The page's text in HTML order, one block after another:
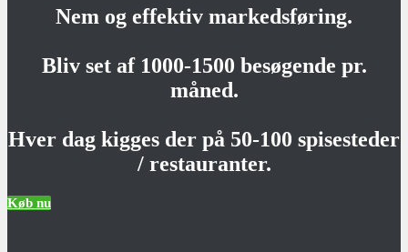
Nem og effektiv markedsføring.
Bliv set af 1000-1500 besøgende pr.
måned.
Hver dag kigges der på 50-100 spisesteder
/ restauranter.
Køb nu